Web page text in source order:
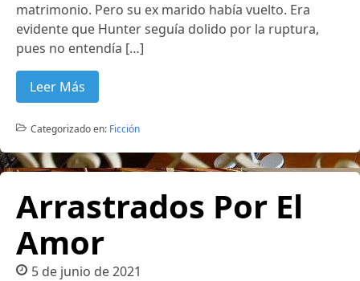
matrimonio. Pero su ex marido había vuelto. Era
evidente que Hunter seguía dolido por la ruptura,
pues no entendía […]
Leer Más
Categorizado en: Ficción
Arrastrados Por El
Amor
5 de junio de 2021